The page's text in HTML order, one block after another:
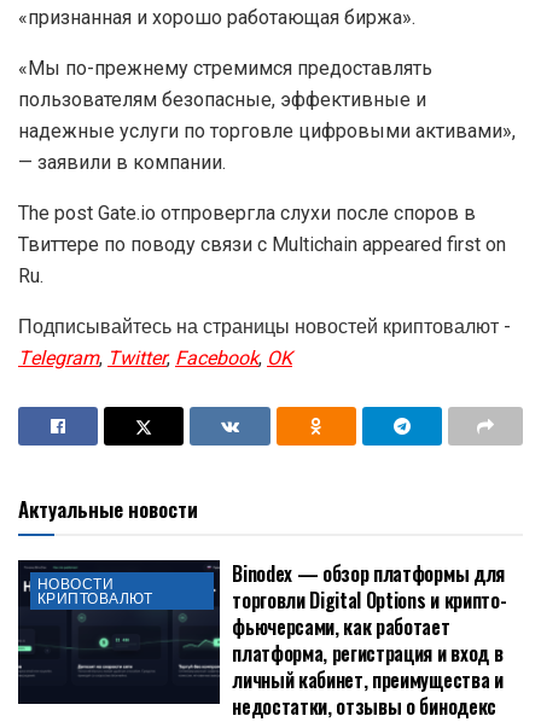
«признанная и хорошо работающая биржа».
«Мы по-прежнему стремимся предоставлять
пользователям безопасные, эффективные и
надежные услуги по торговле цифровыми активами»,
— заявили в компании.
The post Gate.io отпровергла слухи после споров в
Твиттере по поводу связи с Multichain appeared first on
Ru.
Подписывайтесь на страницы новостей криптовалют -
Telegram,Twitter,Facebook,OK
Актуальные новости
НОВОСТИ
КРИПТОВАЛЮТ
Binodex — обзор платформы для
торговли Digital Options и крипто-
фьючерсами, как работает
платформа, регистрация и вход в
личный кабинет, преимущества и
недостатки, отзывы о бинодекс